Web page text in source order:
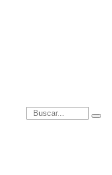
Introduce términos de